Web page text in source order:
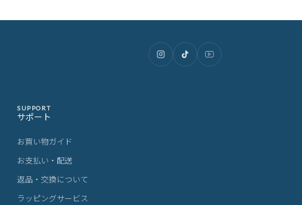
SUPPORT
サポート
お買い物ガイド
お支払い・配送
返品・交換について
ラッピングサービス